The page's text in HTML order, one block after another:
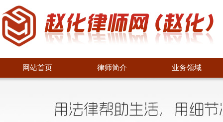
网站首页 律师简介 业务领域